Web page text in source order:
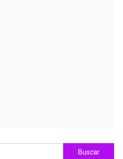
Buscar: